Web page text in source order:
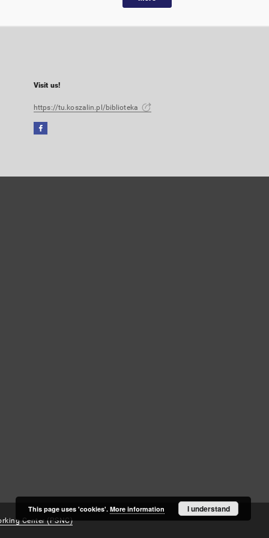
Visit us!
https://tu.koszalin.pl/biblioteka
Facebook
open
Center (PSNC)
This page uses 'cookies'. More information I understand